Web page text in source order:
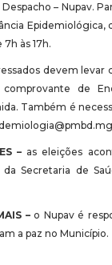
– Nupav.
Epidemiológica,
às 17h.
devem levar
comprovante de
Também é
– as eleições
Secretaria de
–o Nupav é
a paz no Município.